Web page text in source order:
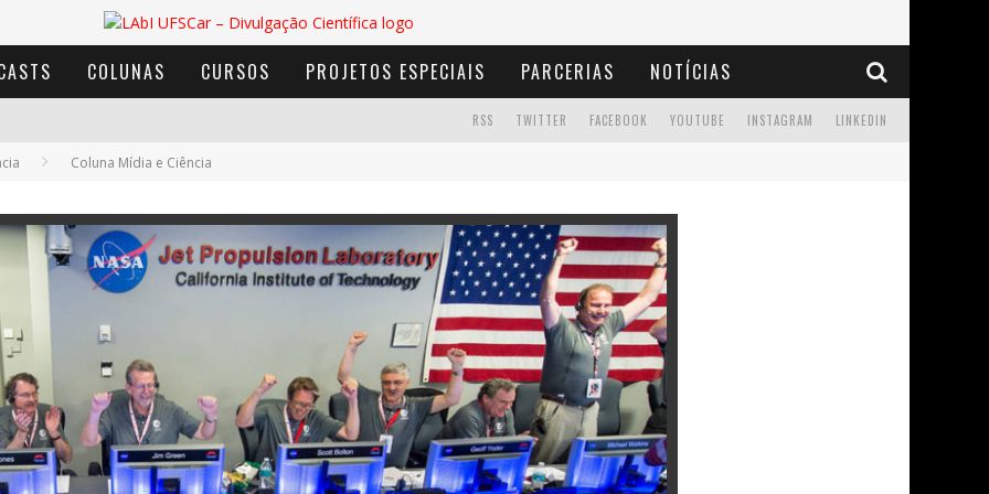
COLUNAS CURSOS PROJETOS ESPECIAIS PARCERIAS NOTÍCIAS
COM OS MOINHOS DE VENTO
LINKEDIN
INSTAGRAM
YOUTUBE
FACEBOOK
TWITTER
RSS
Coluna Mídia e Ciência